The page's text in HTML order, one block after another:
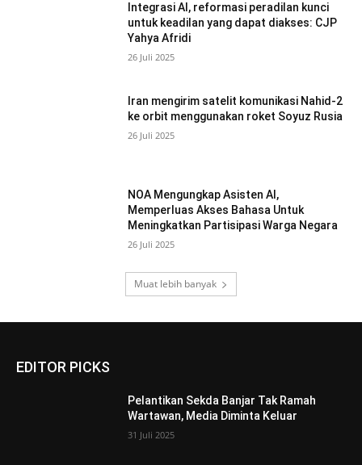
Integrasi AI, reformasi peradilan kunci
untuk keadilan yang dapat diakses: CJP
Yahya Afridi
26 Juli 2025
Iran mengirim satelit komunikasi Nahid-2
ke orbit menggunakan roket Soyuz Rusia
26 Juli 2025
NOA Mengungkap Asisten AI,
Memperluas Akses Bahasa Untuk
Meningkatkan Partisipasi Warga Negara
26 Juli 2025
Muat lebih banyak
EDITOR PICKS
Pelantikan Sekda Banjar Tak Ramah
Wartawan, Media Diminta Keluar
31 Juli 2025